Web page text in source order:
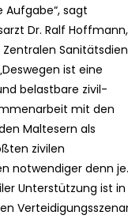
sagt
Dr. Ralf Hoffmann,
ist eine
belastbare zivil-
mit den
Maltesern als
zivilen
notwendiger denn
Unterstützung ist in